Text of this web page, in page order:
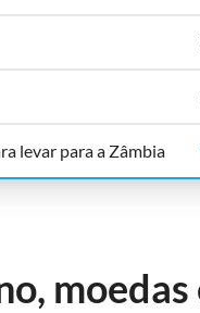
levar para a Zâmbia